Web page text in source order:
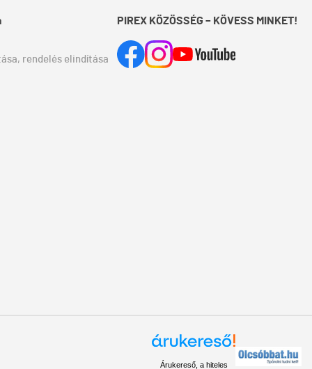
rendelés elindítása
PIREX KÖZÖSSÉG – KÖVESS MINKET!
Árukereső, a hiteles